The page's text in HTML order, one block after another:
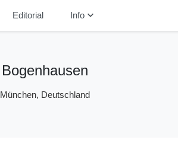
Editorial Infokeyboard_arrow_down
Bogenhausen
München, Deutschland